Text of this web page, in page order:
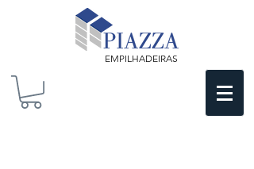
EMPILHADEIRAS